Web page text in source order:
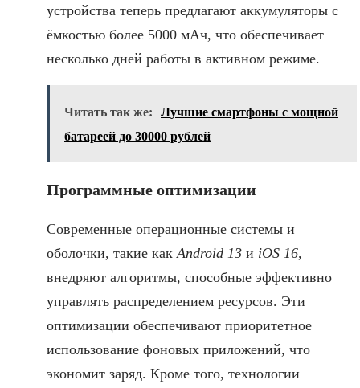
устройства теперь предлагают аккумуляторы с
ёмкостью более 5000 мАч, что обеспечивает
несколько дней работы в активном режиме.
Читать так же:
Лучшие смартфоны с мощной
батареей до 30000 рублей
Программные оптимизации
Современные операционные системы и
оболочки, такие как Android 13 и iOS 16,
внедряют алгоритмы, способные эффективно
управлять распределением ресурсов. Эти
оптимизации обеспечивают приоритетное
использование фоновых приложений, что
экономит заряд. Кроме того, технологии